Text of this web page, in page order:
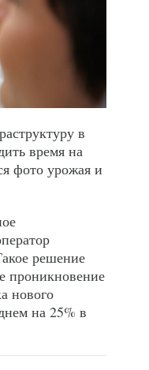
в
время на
фото урожая и
решение
проникновение
нового
на 25% в